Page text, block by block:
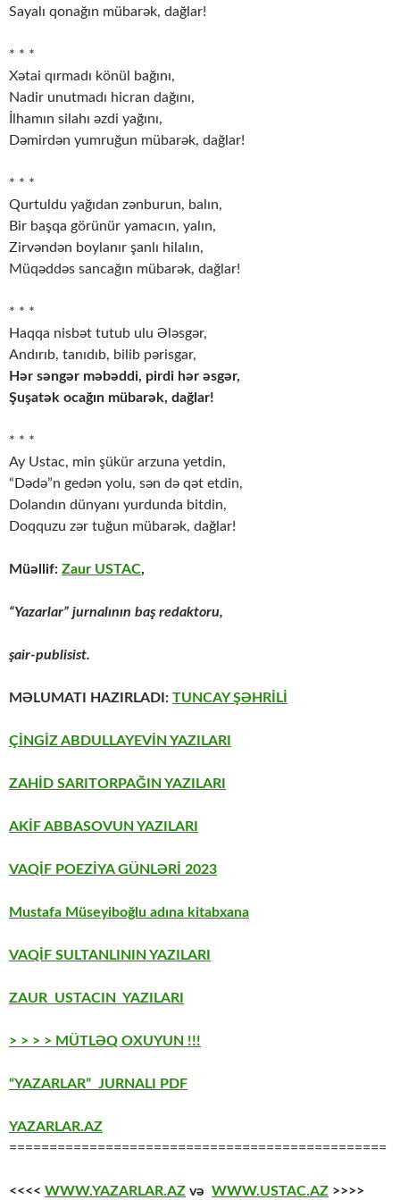
Sayalı qonağın mübarək, dağlar!
* * *
Xətai qırmadı könül bağını,
Nadir unutmadı hicran dağını,
İlhamın silahı əzdi yağını,
Dəmirdən yumruğun mübarək, dağlar!
* * *
Qurtuldu yağıdan zənburun, balın,
Bir başqa görünür yamacın, yalın,
Zirvəndən boylanır şanlı hilalın,
Müqəddəs sancağın mübarək, dağlar!
* * *
Haqqa nisbət tutub ulu Ələsgər,
Andırıb, tanıdıb, bilib pərisgar,
Hər səngər məbəddi, pirdi hər əsgər,
Şuşatək ocağın mübarək, dağlar!
* * *
Ay Ustac, min şükür arzuna yetdin,
“Dədə”n gedən yolu, sən də qət etdin,
Dolandın dünyanı yurdunda bitdin,
Doqquzu zər tuğun mübarək, dağlar!
Müəllif: Zaur USTAC,
“Yazarlar” jurnalının baş redaktoru,
şair-publisist.
MƏLUMATI HAZIRLADI: TUNCAY ŞƏHRİLİ
ÇİNGİZ ABDULLAYEVİN YAZILARI
ZAHİD SARITORPAĞIN YAZILARI
AKİF ABBASOVUN YAZILARI
VAQİF POEZİYA GÜNLƏRİ 2023
Mustafa Müseyiboğlu adına kitabxana
VAQİF SULTANLININ YAZILARI
ZAUR USTACIN YAZILARI
> > > > MÜTLƏQ OXUYUN !!!
“YAZARLAR” JURNALI PDF
YAZARLAR.AZ
===============================================
<<<< WWW.YAZARLAR.AZ və WWW.USTAC.AZ >>>>